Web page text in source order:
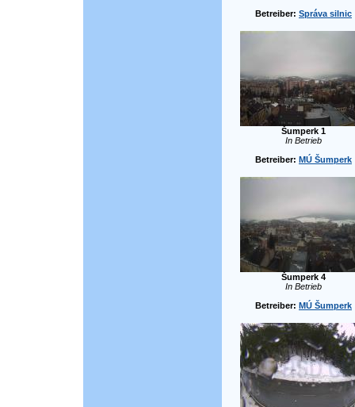
Betreiber: Správa silnic
Šumperk 1
In Betrieb
Betreiber: MÚ Šumperk
Šumperk 4
In Betrieb
Betreiber: MÚ Šumperk